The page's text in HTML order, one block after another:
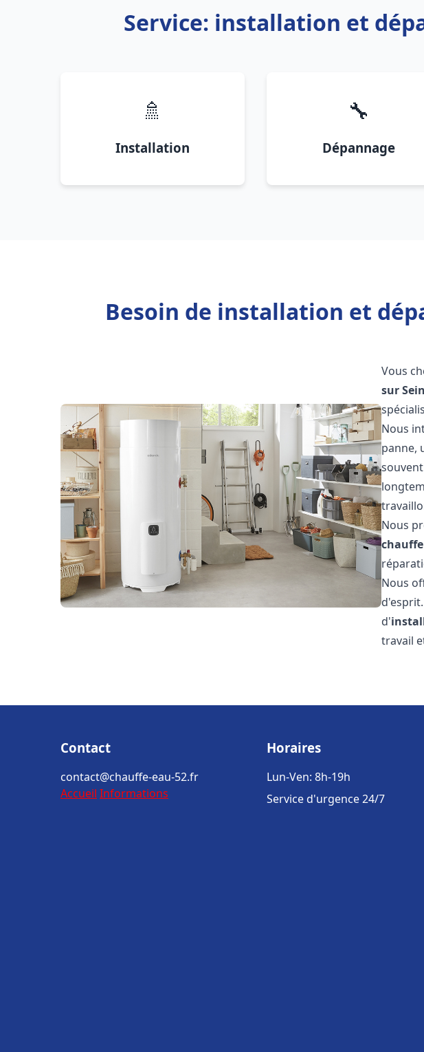
Service: installation et
🚿
Installation
🔧
Dépannage
Besoin de installation et
Vous
sur
Nous
panne,
Nous
Nous
d'
travail
Contact
contact@chauffe-eau-52.fr
Accueil Informations
Horaires
Lun-Ven: 8h-19h
Service d'urgence 24/7